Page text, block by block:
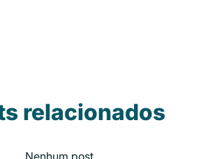
relacionados
Nenhum post.